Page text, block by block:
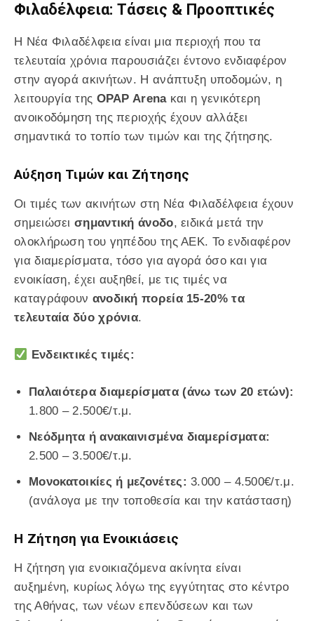
Φιλαδέλφεια: Τάσεις & Προοπτικές
Η Νέα Φιλαδέλφεια είναι μια περιοχή που τα
τελευταία χρόνια παρουσιάζει έντονο ενδιαφέρον
στην αγορά ακινήτων. Η ανάπτυξη υποδομών, η
λειτουργία της OPAP Arenaκαι η γενικότερη
ανοικοδόμηση της περιοχής έχουν αλλάξει
σημαντικά το τοπίο των τιμών και της ζήτησης.
Αύξηση Τιμών και Ζήτησης
Οι τιμές των ακινήτων στη Νέα Φιλαδέλφεια έχουν
σημειώσεισημαντική άνοδο, ειδικά μετά την
ολοκλήρωση του γηπέδου της ΑΕΚ. Το ενδιαφέρον
για διαμερίσματα, τόσο για αγορά όσο και για
ενοικίαση, έχει αυξηθεί, με τις τιμές να
καταγράφουν ανοδική πορεία 15-20% τα
τελευταία δύο χρόνια.
Ενδεικτικές τιμές:
Παλαιότερα διαμερίσματα (άνω των 20 ετών):
1.800 – 2.500€/τ.μ.
Νεόδμητα ή ανακαινισμένα διαμερίσματα:
2.500 – 3.500€/τ.μ.
Μονοκατοικίες ή μεζονέτες: 3.000 – 4.500€/τ.μ.
(ανάλογα με την τοποθεσία και την κατάσταση)
Η Ζήτηση για Ενοικιάσεις
Η ζήτηση για ενοικιαζόμενα ακίνητα είναι
αυξημένη, κυρίως λόγω της εγγύτητας στο κέντρο
της Αθήνας, των νέων επενδύσεων και των